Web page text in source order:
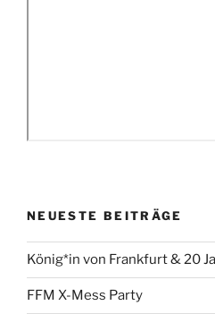
NEUESTE BEITRÄGE
König*in von Frankfurt & 20
FFM X-Mess Party